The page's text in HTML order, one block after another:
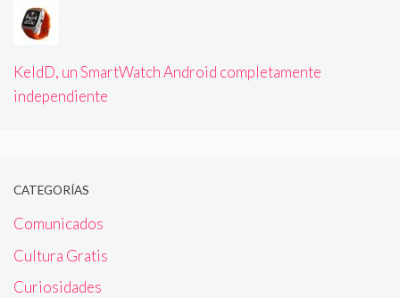
KeldD, un SmartWatch Android completamente
independiente
CATEGORÍAS
Comunicados
Cultura Gratis
Curiosidades